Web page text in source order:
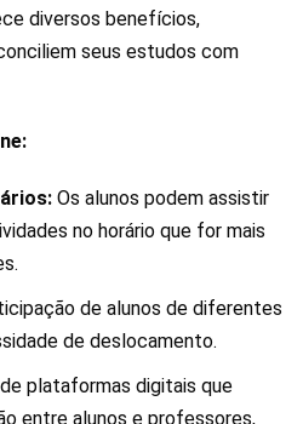
diversos benefícios,
seus estudos com
Os alunos podem assistir
no horário que for mais
de alunos de diferentes
de deslocamento.
plataformas digitais que
entre alunos e professores,